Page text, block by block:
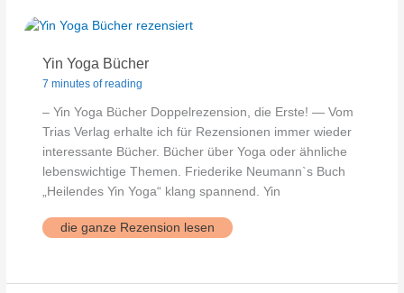
Yin Yoga Bücher
7 minutes of reading
– Yin Yoga Bücher Doppelrezension, die Erste! — Vom
Trias Verlag erhalte ich für Rezensionen immer wieder
interessante Bücher. Bücher über Yoga oder ähnliche
lebenswichtige Themen. Friederike Neumann`s Buch
„Heilendes Yin Yoga“ klang spannend. Yin
Yin
Yoga
die ganze Rezension lesen